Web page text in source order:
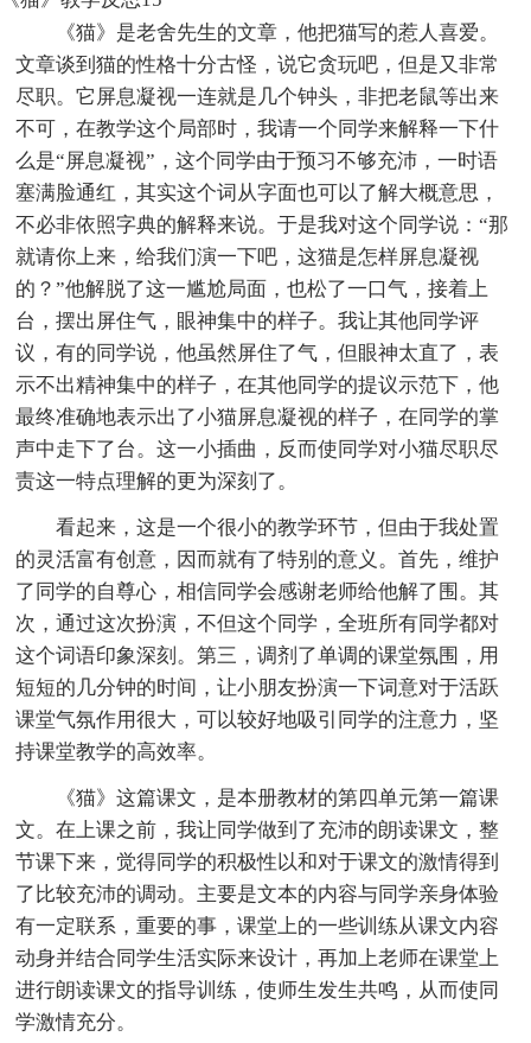
《猫》是老舍先生的文章，他把猫写的惹人喜爱。
文章谈到猫的性格十分古怪，说它贪玩吧，但是又非常
尽职。它屏息凝视一连就是几个钟头，非把老鼠等出来
不可，在教学这个局部时，我请一个同学来解释一下什
么是“屏息凝视”，这个同学由于预习不够充沛，一时语
塞满脸通红，其实这个词从字面也可以了解大概意思，
不必非依照字典的解释来说。于是我对这个同学说：“那
就请你上来，给我们演一下吧，这猫是怎样屏息凝视
的？”他解脱了这一尴尬局面，也松了一口气，接着上
台，摆出屏住气，眼神集中的样子。我让其他同学评
议，有的同学说，他虽然屏住了气，但眼神太直了，表
示不出精神集中的样子，在其他同学的提议示范下，他
最终准确地表示出了小猫屏息凝视的样子，在同学的掌
声中走下了台。这一小插曲，反而使同学对小猫尽职尽
责这一特点理解的更为深刻了。
看起来，这是一个很小的教学环节，但由于我处置
的灵活富有创意，因而就有了特别的意义。首先，维护
了同学的自尊心，相信同学会感谢老师给他解了围。其
次，通过这次扮演，不但这个同学，全班所有同学都对
这个词语印象深刻。第三，调剂了单调的课堂氛围，用
短短的几分钟的时间，让小朋友扮演一下词意对于活跃
课堂气氛作用很大，可以较好地吸引同学的注意力，坚
持课堂教学的高效率。
《猫》这篇课文，是本册教材的第四单元第一篇课
文。在上课之前，我让同学做到了充沛的朗读课文，整
节课下来，觉得同学的积极性以和对于课文的激情得到
了比较充沛的调动。主要是文本的内容与同学亲身体验
有一定联系，重要的事，课堂上的一些训练从课文内容
动身并结合同学生活实际来设计，再加上老师在课堂上
进行朗读课文的指导训练，使师生发生共鸣，从而使同
学激情充分。